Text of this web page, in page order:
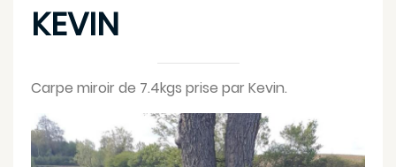
KEVIN
Carpe miroir de 7.4kgs prise par Kevin.